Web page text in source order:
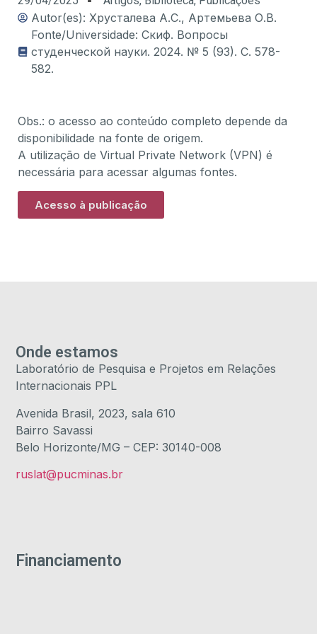
Autor(es): Хрусталева А.С., Артемьева О.В.
Fonte/Universidade: Скиф. Вопросы
студенческой науки. 2024. № 5 (93). С. 578-
582.
Obs.: o acesso ao conteúdo completo depende da
disponibilidade na fonte de origem.
A utilização de Virtual Private Network (VPN) é
necessária para acessar algumas fontes.
Acesso à publicação
Financiamento
Onde estamos
Laboratório de Pesquisa e Projetos em Relações
Internacionais PPL
Avenida Brasil, 2023, sala 610
Bairro Savassi
Belo Horizonte/MG – CEP: 30140-008
ruslat@pucminas.br